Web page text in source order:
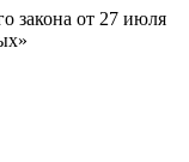
закона от 27 июля